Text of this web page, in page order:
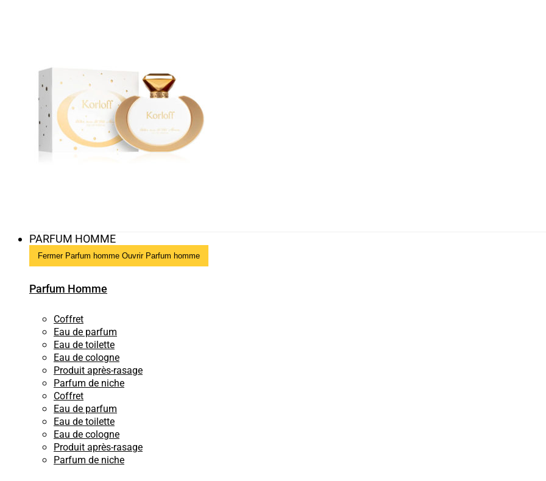
PARFUM HOMME
Fermer Parfum homme Ouvrir Parfum homme
Parfum Homme
Coffret
Eau de parfum
Eau de toilette
Eau de cologne
Produit après-rasage
Parfum de niche
Coffret
Eau de parfum
Eau de toilette
Eau de cologne
Produit après-rasage
Parfum de niche